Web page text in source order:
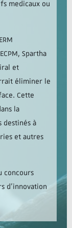
medicaux ou
Spartha
et
éliminer le
Cette
la
destinés à
et autres
concours
d’innovation